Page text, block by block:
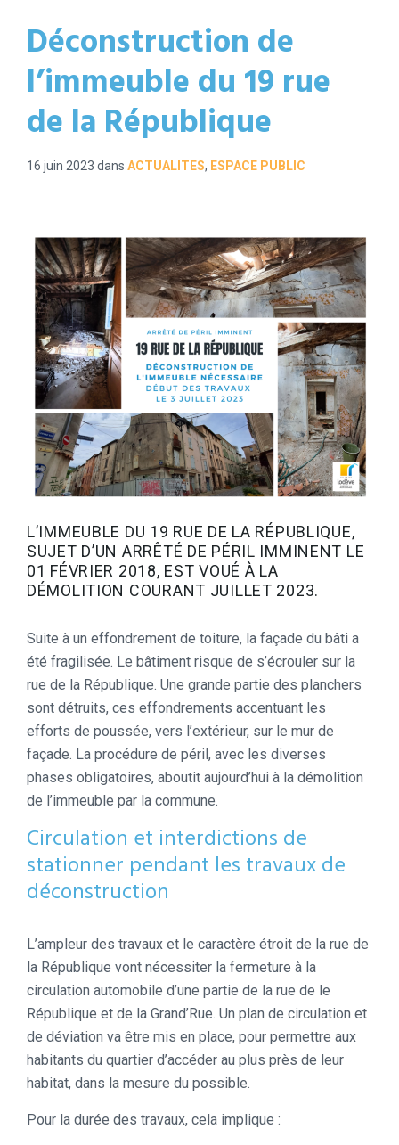
Déconstruction de
l’immeuble du 19 rue
de la République
16 juin 2023 dans ACTUALITES, ESPACE PUBLIC
L’IMMEUBLE DU 19 RUE DE LA RÉPUBLIQUE,
SUJET D’UN ARRÊTÉ DE PÉRIL IMMINENT LE
01 FÉVRIER 2018, EST VOUÉ À LA
DÉMOLITION COURANT JUILLET 2023.
Suite à un effondrement de toiture, la façade du bâti a
été fragilisée. Le bâtiment risque de s’écrouler sur la
rue de la République. Une grande partie des planchers
sont détruits, ces effondrements accentuant les
efforts de poussée, vers l’extérieur, sur le mur de
façade. La procédure de péril, avec les diverses
phases obligatoires, aboutit aujourd’hui à la démolition
de l’immeuble par la commune.
Circulation et interdictions de
stationner pendant les travaux de
déconstruction
L’ampleur des travaux et le caractère étroit de la rue de
la République vont nécessiter la fermeture à la
circulation automobile d’une partie de la rue de le
République et de la Grand’Rue. Un plan de circulation et
de déviation va être mis en place, pour permettre aux
habitants du quartier d’accéder au plus près de leur
habitat, dans la mesure du possible.
Pour la durée des travaux, cela implique :